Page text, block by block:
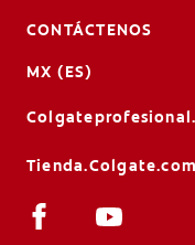
CONTÁCTENOS
MX (ES)
Tienda.Colgate.com